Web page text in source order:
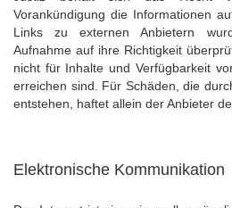
Vorankündigung die Informationen
Links zu externen Anbietern
Aufnahme auf ihre Richtigkeit
nicht für Inhalte und Verfügbarkeit
erreichen sind. Für Schäden, die
entstehen, haftet allein der Anbieter
Elektronische Kommunikation